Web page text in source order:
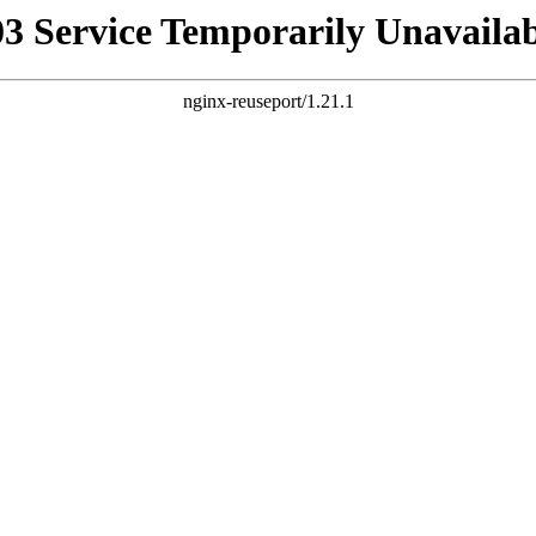
Service Temporarily
nginx-reuseport/1.21.1